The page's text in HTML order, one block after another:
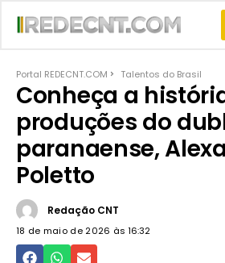
Portal REDECNT.COM Talentos do Brasil
Conheça a
produções do
paranaense,
Poletto
Redação CNT
18 de maio de 2026 às 16:32